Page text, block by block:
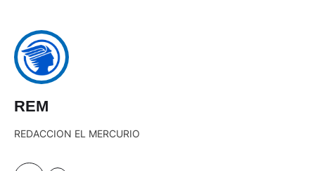
REM
REDACCION EL MERCURIO